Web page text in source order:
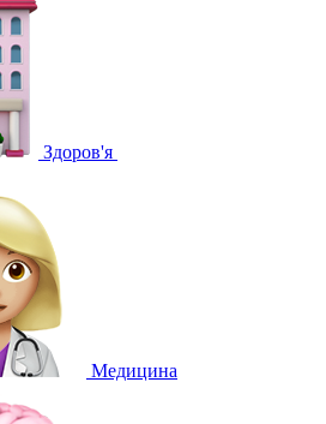
Здоров'я
Медицина